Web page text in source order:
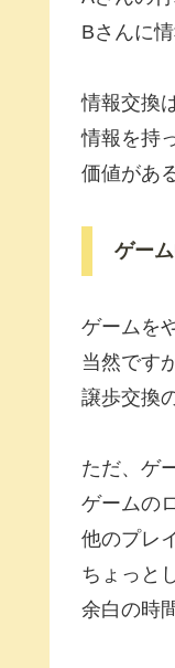
Bさんに
情報交換
情報を持
価値があ
ゲー
ゲームを
当然です
譲歩交換
ただ、ゲ
ゲームの
他のプレ
ちょっと
余白の時